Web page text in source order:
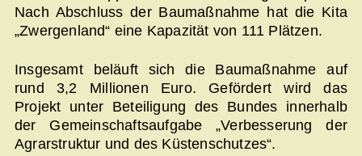
Nach Abschluss der Baumaßnahme hat die Kita
„Zwergenland“ eine Kapazität von 111 Plätzen.
Insgesamt beläuft sich die Baumaßnahme auf
rund 3,2 Millionen Euro. Gefördert wird das
Projekt unter Beteiligung des Bundes innerhalb
der Gemeinschaftsaufgabe „Verbesserung der
Agrarstruktur und des Küstenschutzes“.